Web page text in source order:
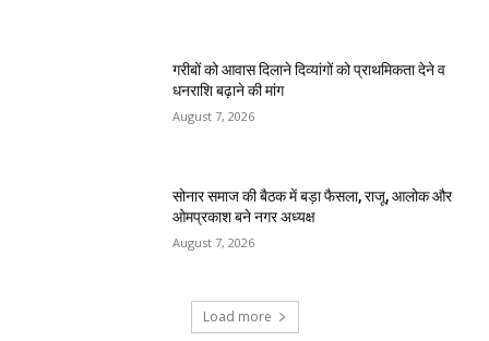
गरीबों को आवास दिलाने दिव्यांगों को प्राथमिकता देने व
धनराशि बढ़ाने की मांग
August 7, 2026
सोनार समाज की बैठक में बड़ा फैसला, राजू, आलोक और
ओमप्रकाश बने नगर अध्यक्ष
August 7, 2026
Load more